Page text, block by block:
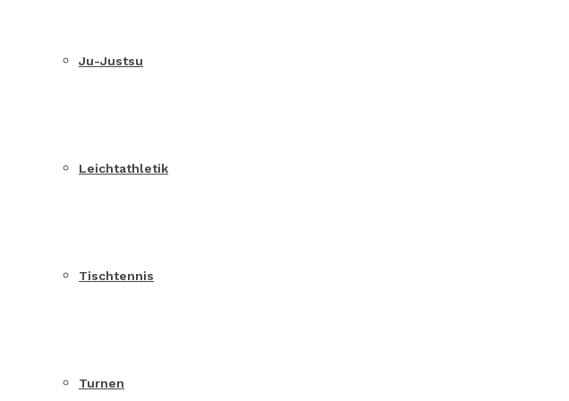
Ju-Justsu
Leichtathletik
Tischtennis
Turnen